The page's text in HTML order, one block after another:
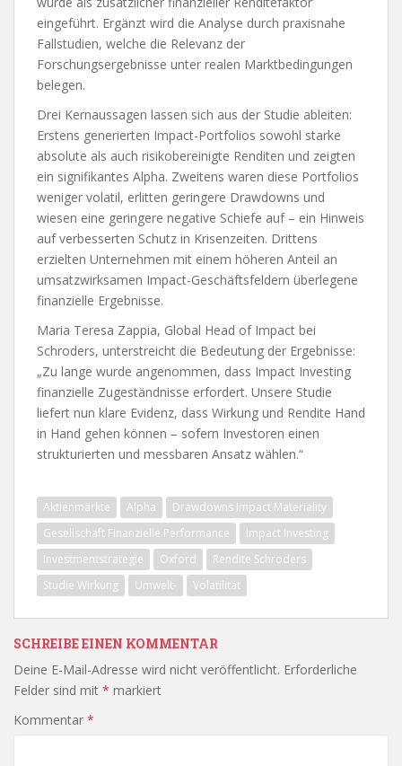
eingeführt. Ergänzt wird die Analyse durch praxisnahe
Fallstudien, welche die Relevanz der
Forschungsergebnisse unter realen Marktbedingungen
belegen.
Drei Kernaussagen lassen sich aus der Studie ableiten:
Erstens generierten Impact-Portfolios sowohl starke
absolute als auch risikobereinigte Renditen und zeigten
ein signifikantes Alpha. Zweitens waren diese Portfolios
weniger volatil, erlitten geringere Drawdowns und
wiesen eine geringere negative Schiefe auf – ein Hinweis
auf verbesserten Schutz in Krisenzeiten. Drittens
erzielten Unternehmen mit einem höheren Anteil an
umsatzwirksamen Impact-Geschäftsfeldern überlegene
finanzielle Ergebnisse.
Maria Teresa Zappia, Global Head of Impact bei
Schroders, unterstreicht die Bedeutung der Ergebnisse:
„Zu lange wurde angenommen, dass Impact Investing
finanzielle Zugeständnisse erfordert. Unsere Studie
liefert nun klare Evidenz, dass Wirkung und Rendite Hand
in Hand gehen können – sofern Investoren einen
strukturierten und messbaren Ansatz wählen.“
Aktienmärkte Alpha
Drawdowns Impact Materiality
Gesellschaft Finanzielle Performance
Impact Investing
Investmentstrategie
Oxford
Rendite Schroders
Studie Wirkung
Umwelt- Volatilität
SCHREIBE EINEN KOMMENTAR
Deine E-Mail-Adresse wird nicht veröffentlicht. Erforderliche
Felder sind mit * markiert
Kommentar *